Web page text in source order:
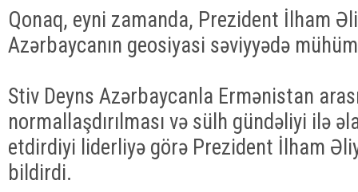
Qonaq, eyni zamanda, Prezident İlham
Azərbaycanın geosiyasi səviyyədə
Stiv Deyns Azərbaycanla Ermənistan
normallaşdırılması və sülh gündəliyi ilə
etdirdiyi liderliyə görə Prezident İlham
bildirdi.